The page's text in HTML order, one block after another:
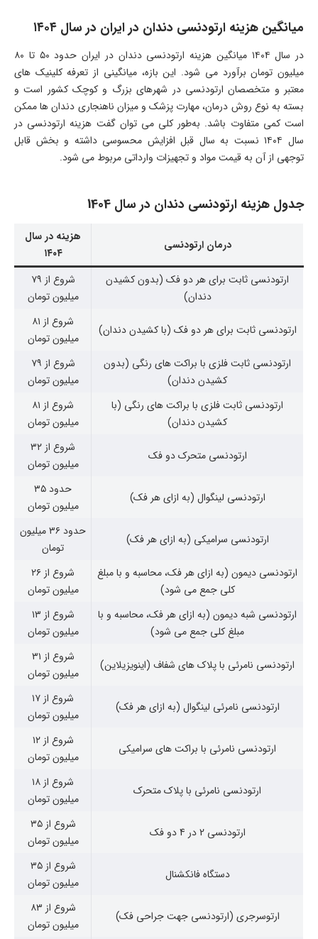
میانگین هزینه ارتودنسی دندان در ایران در سال ۱۴۰۴
در سال ۱۴۰۴ میانگین هزینه ارتودنسی دندان در ایران حدود ۵۰ تا ۸۰
میلیون تومان برآورد می شود. این بازه، میانگینی از تعرفه کلینیک های
معتبر و متخصصان ارتودنسی در شهرهای بزرگ و کوچک کشور است و
بسته به نوع روش درمان، مهارت پزشک و میزان ناهنجاری دندان ها ممکن
است کمی متفاوت باشد. به‌طور کلی می توان گفت هزینه ارتودنسی در
سال ۱۴۰۴ نسبت به سال قبل افزایش محسوسی داشته و بخش قابل
توجهی از آن به قیمت مواد و تجهیزات وارداتی مربوط می شود.
جدول هزینه ارتودنسی دندان در سال 1404
درمان ارتودنسی
هزینه در سال
۱۴۰۴
ارتودنسی ثابت برای هر دو فک (بدون کشیدن
دندان)
شروع از ۷۹
میلیون تومان
ارتودنسی ثابت برای هر دو فک (با کشیدن دندان)
شروع از ۸۱
میلیون تومان
ارتودنسی ثابت فلزی با براکت های رنگی (بدون
کشیدن دندان)
شروع از ۷۹
میلیون تومان
ارتودنسی ثابت فلزی با براکت های رنگی (با
کشیدن دندان)
شروع از ۸۱
میلیون تومان
ارتودنسی متحرک دو فک
شروع از ۳۲
میلیون تومان
ارتودنسی لینگوال (به ازای هر فک)
حدود ۳۵
میلیون تومان
ارتودنسی سرامیکی (به ازای هر فک)
حدود ۳۶ میلیون
تومان
ارتودنسی دیمون (به ازای هر فک، محاسبه و با مبلغ
کلی جمع می شود)
شروع از ۲۶
میلیون تومان
ارتودنسی شبه دیمون (به ازای هر فک، محاسبه و با
مبلغ کلی جمع می شود)
شروع از ۱۳
میلیون تومان
ارتودنسی نامرئی با پلاک های شفاف (اینویزیلاین)
شروع از ۳۱
میلیون تومان
ارتودنسی نامرئی لینگوال (به ازای هر فک)
شروع از ۱۷
میلیون تومان
ارتودنسی نامرئی با براکت های سرامیکی
شروع از ۱۲
میلیون تومان
ارتودنسی نامرئی با پلاک متحرک
شروع از ۱۸
میلیون تومان
ارتودنسی 2 در 4 دو فک
شروع از ۳۵
میلیون تومان
دستگاه فانکشنال
شروع از ۳۵
میلیون تومان
ارتوسرجری (ارتودنسی جهت جراحی فک)
شروع از ۸۳
میلیون تومان